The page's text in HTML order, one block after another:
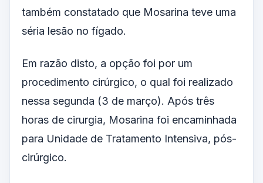
também constatado que Mosarina teve uma
séria lesão no fígado.
Em razão disto, a opção foi por um
procedimento cirúrgico, o qual foi realizado
nessa segunda (3 de março). Após três
horas de cirurgia, Mosarina foi encaminhada
para Unidade de Tratamento Intensiva, pós-
cirúrgico.